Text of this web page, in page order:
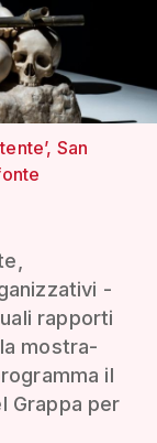
San
-
rapporti
mostra-
il
Grappa per